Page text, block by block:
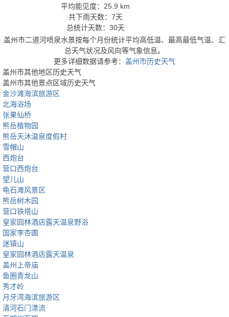
平均能见度：25.9 km
共下雨天数：7天
总统计天数：30天
盖州市二道河喷泉水景按每个月份统计平均高低温、最高最低气温、汇
总天气状况及风向等气象信息。
更多详细数据请参考： 盖州市历史天气
盖州市其他地区历史天气
盖州市其他景点区域历史天气
金沙滩海滨旅游区
北海浴场
张果仙桥
熊岳植物园
熊岳天沐温泉度假村
雪帽山
西炮台
营口西炮台
望儿山
龟石滩风景区
熊岳树木园
营口铁塔山
皇家园林酒店露天温泉野浴
国家李杏圃
迷镇山
皇家园林酒店露天温泉
盖州上帝庙
鱼圈青龙山
秀才岭
月牙湾海滨旅游区
清河石门漂流